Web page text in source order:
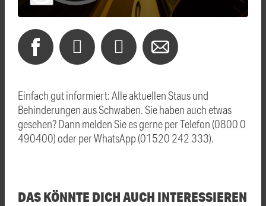
Einfach gut informiert: Alle aktuellen Staus und
Behinderungen aus Schwaben. Sie haben auch etwas
gesehen? Dann melden Sie es gerne per Telefon (0800 0
490400) oder per WhatsApp (01520 242 333).
DAS KÖNNTE DICH AUCH INTERESSIEREN